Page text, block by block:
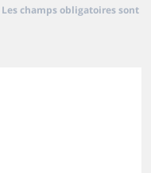
Les champs obligatoires sont